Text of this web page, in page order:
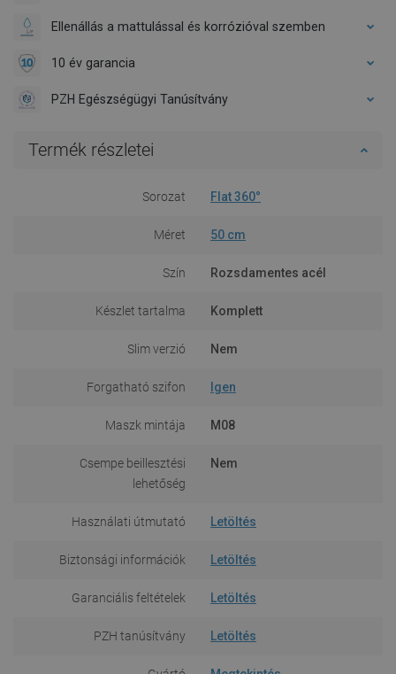
Ellenállás a mattulással és korrózióval szemben
10 év garancia
PZH Egészségügyi Tanúsítvány
Termék részletei
Sorozat Flat 360°
Méret 50 cm
Szín Rozsdamentes acél
Készlet tartalma Komplett
Slim verzió Nem
Forgatható szifon Igen
Maszk mintája M08
Csempe beillesztési
lehetőség
Nem
Használati útmutató Letöltés
Biztonsági információk Letöltés
Garanciális feltételek Letöltés
PZH tanúsítvány Letöltés